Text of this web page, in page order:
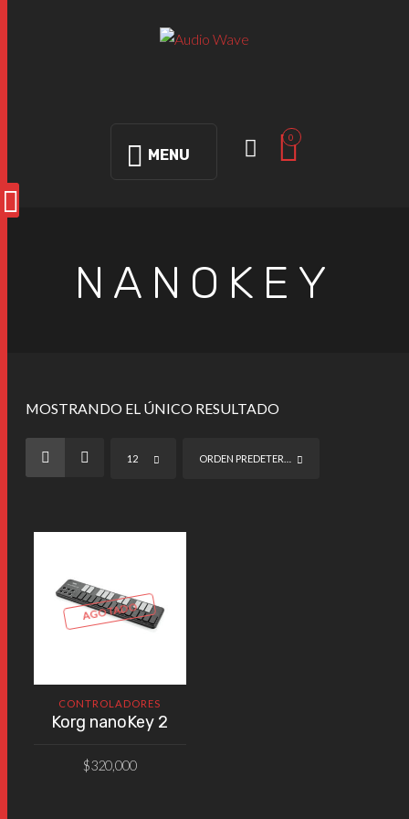
MENU
0
NANOKEY
MOSTRANDO EL ÚNICO RESULTADO
12
AGOTADO
CONTROLADORES
Korg nanoKey 2
$320,000